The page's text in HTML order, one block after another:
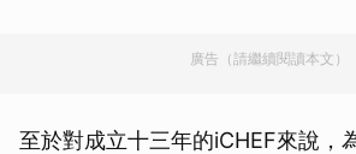
廣告（請繼續閱讀本文）
至於對成立十三年的iCHEF來說，